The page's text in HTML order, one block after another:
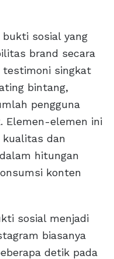
bukti sosial yang
brand secara
testimoni singkat
bintang,
pengguna
Elemen-elemen ini
dan
hitungan
konten
sosial menjadi
biasanya
detik pada